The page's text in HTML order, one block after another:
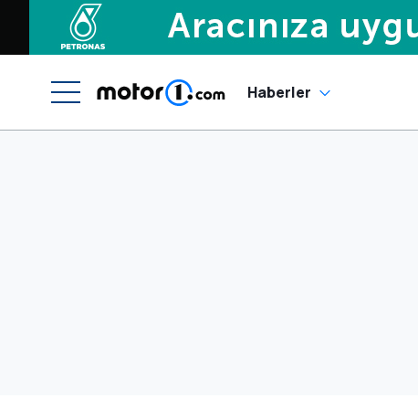
Haberler